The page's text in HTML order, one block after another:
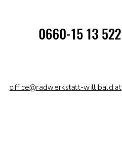
0660-15 13 522
office@radwerkstatt-willibald.at